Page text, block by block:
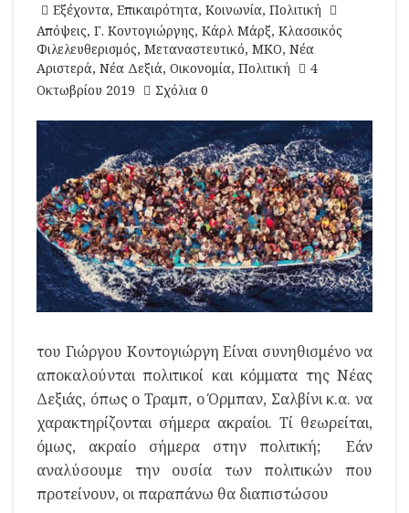
Εξέχοντα, Επικαιρότητα, Κοινωνία, Πολιτική
Απόψεις, Γ. Κοντογιώργης, Κάρλ Μάρξ, Κλασσικός
Φιλελευθερισμός, Μεταναστευτικό, ΜΚΟ, Νέα
Αριστερά, Νέα Δεξιά, Οικονομία, Πολιτική
4
Οκτωβρίου 2019
Σχόλια 0
του Γιώργου Κοντογιώργη Είναι συνηθισμένο να
αποκαλούνται πολιτικοί και κόμματα της Νέας
Δεξιάς, όπως ο Τραμπ, ο Όρμπαν, Σαλβίνι κ.α. να
χαρακτηρίζονται σήμερα ακραίοι. Τί θεωρείται,
όμως, ακραίο σήμερα στην πολιτική; Εάν
αναλύσουμε την ουσία των πολιτικών που
προτείνουν, οι παραπάνω θα διαπιστώσου